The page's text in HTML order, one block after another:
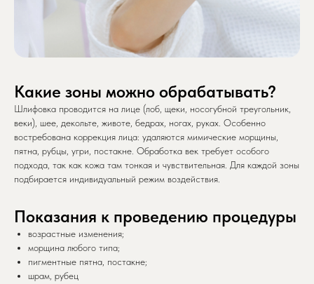
Какие зоны можно обрабатывать?
Шлифовка проводится на лице (лоб, щеки, носогубной треугольник,
веки), шее, декольте, животе, бедрах, ногах, руках. Особенно
востребована коррекция лица: удаляются мимические морщины,
пятна, рубцы, угри, постакне. Обработка век требует особого
подхода, так как кожа там тонкая и чувствительная. Для каждой зоны
подбирается индивидуальный режим воздействия.
Показания к проведению процедуры
возрастные изменения;
морщина любого типа;
пигментные пятна, постакне;
шрам, рубец